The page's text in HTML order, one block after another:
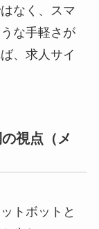
なく、スマ
な手軽さが
、求人サイ
視点（メ
トボットと